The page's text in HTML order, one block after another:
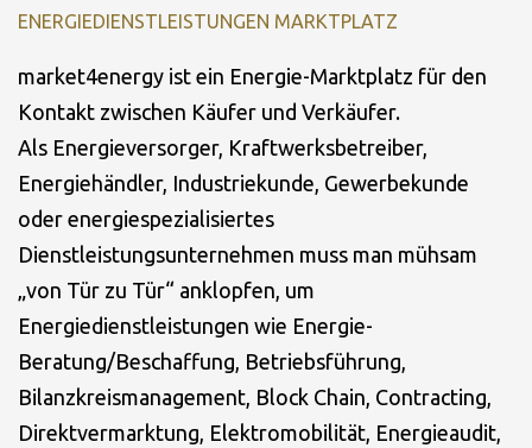
ENERGIEDIENSTLEISTUNGEN MARKTPLATZ
market4energy ist ein Energie-Marktplatz für den
Kontakt zwischen Käufer und Verkäufer.
Als Energieversorger, Kraftwerksbetreiber,
Energiehändler, Industriekunde, Gewerbekunde
oder energiespezialisiertes
Dienstleistungsunternehmen muss man mühsam
„von Tür zu Tür“ anklopfen, um
Energiedienstleistungen wie Energie-
Beratung/Beschaffung, Betriebsführung,
Bilanzkreismanagement, Block Chain, Contracting,
Direktvermarktung, Elektromobilität, Energieaudit,